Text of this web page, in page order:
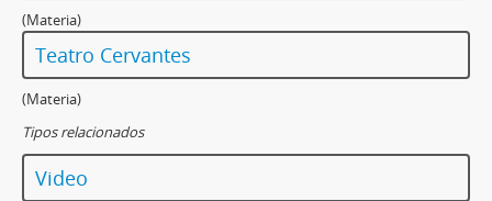
(Materia)
Teatro Cervantes
(Materia)
Tipos relacionados
Video